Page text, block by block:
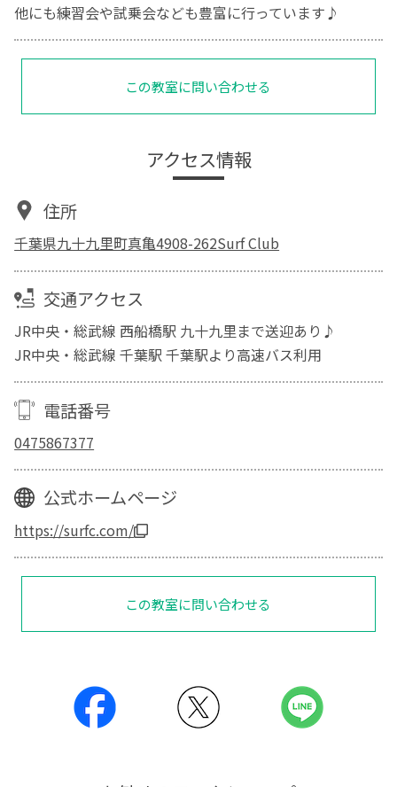
他にも練習会や試乗会なども豊富に行っています♪
この教室に問い合わせる
アクセス情報
住所
千葉県九十九里町真亀4908-262Surf Club
交通アクセス
JR中央・総武線 西船橋駅 九十九里まで送迎あり♪
JR中央・総武線 千葉駅 千葉駅より高速バス利用
電話番号
0475867377
公式ホームページ
https://surfc.com/
この教室に問い合わせる